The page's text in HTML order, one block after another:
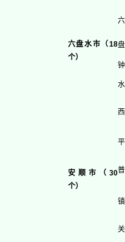
六盘水市（18
个）
安顺市（30
个）